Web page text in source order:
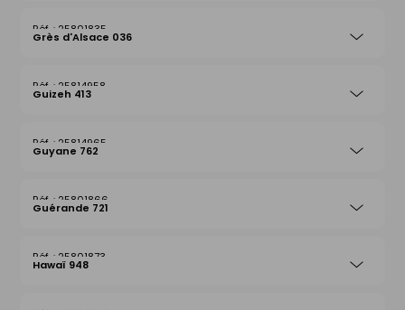
25801835
Grès d'Alsace 036
25814958
Guizeh 413
25814965
Guyane 762
25801866
Guérande 721
25801873
Hawaï 948